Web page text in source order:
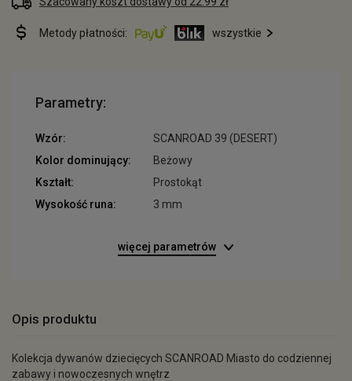
Metody płatności: wszystkie
Parametry:
Wzór:
SCANROAD 39 (DESERT)
Kolor dominujący:
Beżowy
Kształt:
Prostokąt
Wysokość runa:
3 mm
więcej parametrów
Opis produktu
Kolekcja dywanów dziecięcych SCANROAD Miasto do codziennej
zabawy i nowoczesnych wnętrz